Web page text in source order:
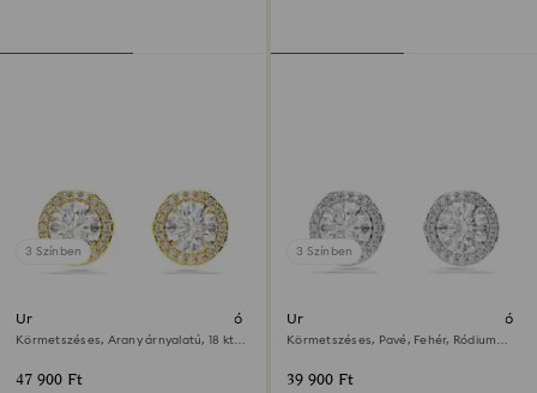
3 Színben
Una Angelic bedugós fülbevaló
Körmetszéses, Arany árnyalatú, 18 kt-
47 900 Ft
3 Színben
Una Angelic bedugós fülbevaló
Körmetszéses, Pavé, Fehér, Ródium
39 900 Ft